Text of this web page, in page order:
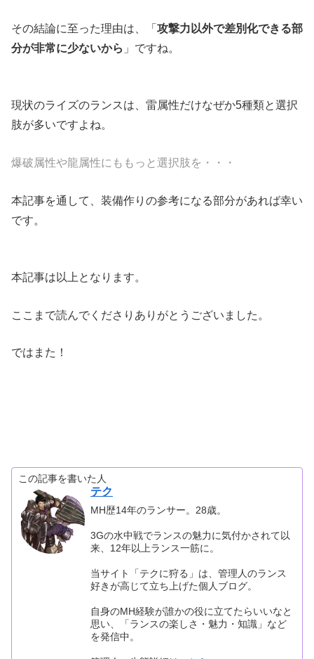
その結論に至った理由は、「 攻撃力以外で差別化できる部
分が非常に少ないから 」ですね。
現状のライズのランスは、雷属性だけなぜか5種類と選択
肢が多いですよね。
爆破属性や龍属性にももっと選択肢を・・・
本記事を通して、装備作りの参考になる部分があれば幸い
です。
本記事は以上となります。
ここまで読んでくださりありがとうございました。
ではまた！
この記事を書いた人
テク
MH歴14年のランサー。28歳。
3Gの水中戦でランスの魅力に気付かされて以
来、12年以上ランス一筋に。
当サイト「テクに狩る」は、管理人のランス
好きが高じて立ち上げた個人ブログ。
自身のMH経験が誰かの役に立てたらいいなと
思い、「ランスの楽しさ・魅力・知識」など
を発信中。